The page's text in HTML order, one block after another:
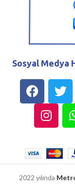
Sosyal Medya
2022 yılında